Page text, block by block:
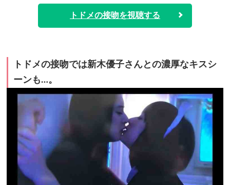
トドメの接吻を視聴する
トドメの接吻では新木優子さんとの濃厚なキスシ
ーンも…。